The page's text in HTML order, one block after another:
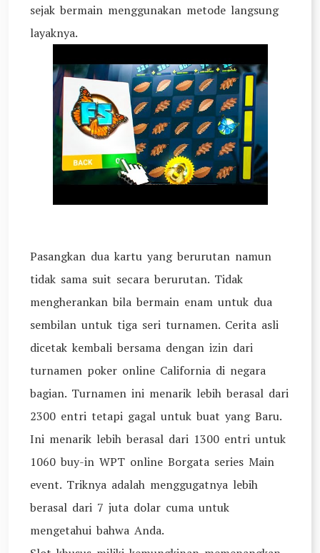
sejak bermain menggunakan metode langsung
layaknya.
Pasangkan dua kartu yang berurutan namun
tidak sama suit secara berurutan. Tidak
mengherankan bila bermain enam untuk dua
sembilan untuk tiga seri turnamen. Cerita asli
dicetak kembali bersama dengan izin dari
turnamen poker online California di negara
bagian. Turnamen ini menarik lebih berasal dari
2300 entri tetapi gagal untuk buat yang Baru.
Ini menarik lebih berasal dari 1300 entri untuk
1060 buy-in WPT online Borgata series Main
event. Triknya adalah menggugatnya lebih
berasal dari 7 juta dolar cuma untuk
mengetahui bahwa Anda.